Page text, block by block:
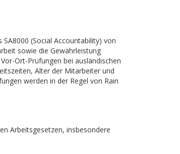
(Social Accountability) von
sowie die Gewährleistung
Ort-Prüfungen bei ausländischen
Alter der Mitarbeiter und
werden in der Regel von Rain
Arbeitsgesetzen, insbesondere